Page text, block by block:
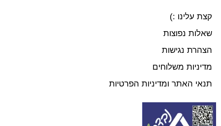
קצת עלינו :)
שאלות נפוצות
הצהרת נגישות
מדיניות משלוחים
תנאי האתר ומדיניות הפרטיות